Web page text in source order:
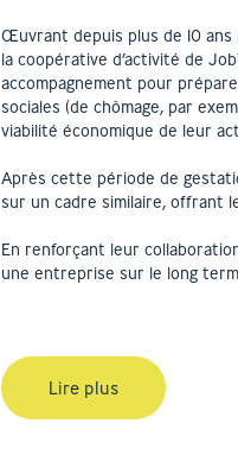
Œuvrant depuis plus de 10 ans
la coopérative d’activité de
accompagnement pour
sociales (de chômage, par
viabilité économique de leur
Après cette période de
sur un cadre similaire, offrant
En renforçant leur
une entreprise sur le long
Lire plus